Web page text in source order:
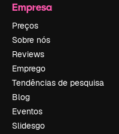
Empresa
Preços
Sobre nós
Reviews
Emprego
Tendências de pesquisa
Blog
Eventos
Slidesgo